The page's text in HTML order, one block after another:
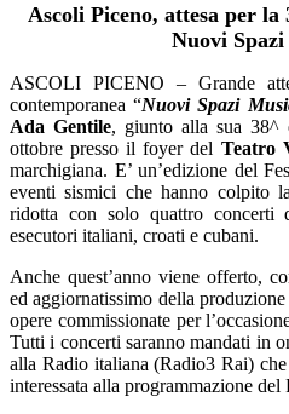
Ascoli Piceno, attesa per
Nuovi
ASCOLI PICENO – Grande
contemporanea “Nuovi Spazi
Ada Gentile, giunto alla sua 38^
ottobre presso il foyer del Teatro
marchigiana. E’ un’edizione del
eventi sismici che hanno colpito
ridotta con solo quattro
esecutori italiani, croati e cubani.
Anche quest’anno viene offerto,
ed aggiornatissimo della
opere commissionate per
Tutti i concerti saranno mandati in
alla Radio italiana (Radio3 Rai)
interessata alla programmazione del